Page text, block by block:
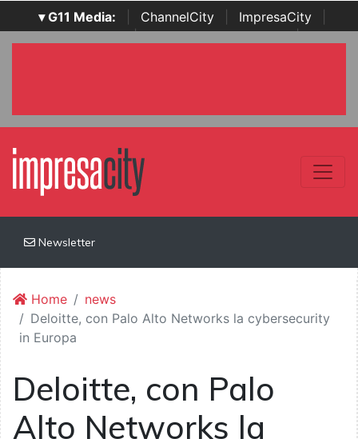
▾ G11 Media: ChannelCity ImpresaCity
SecurityOpenLab | Italian Channel Awards | Italian
Newsletter
Home
news
Deloitte, con Palo Alto Networks la cybersecurity
in Europa
Deloitte, con Palo
Alto Networks la